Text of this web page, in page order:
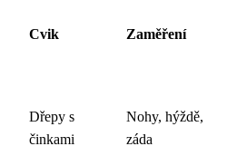
Cvik Zaměření
Dřepy s
činkami
Nohy, hýždě,
záda